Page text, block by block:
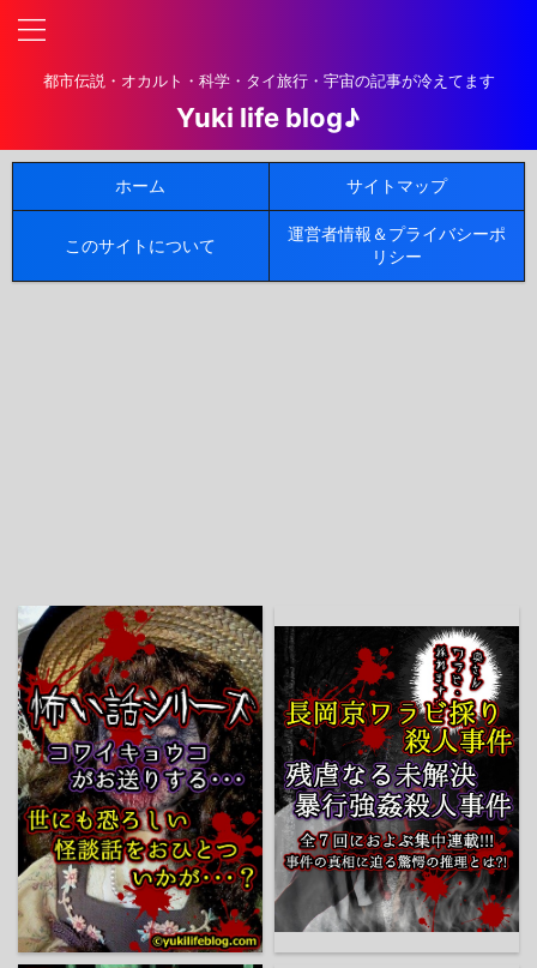
都市伝説・オカルト・科学・タイ旅行・宇宙の記事が冷えてます
Yuki life blog♪
ホーム サイトマップ
このサイトについて
運営者情報＆プライバシーポ
リシー